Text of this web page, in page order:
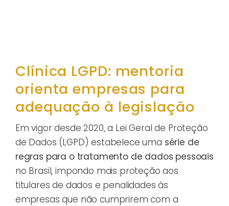
Clínica LGPD: mentoria
orienta empresas para
adequação à legislação
Em vigor desde 2020, a Lei Geral de Proteção
de Dados (LGPD) estabelece uma série de
regras para o tratamento de dados pessoais
no Brasil, impondo mais proteção aos
titulares de dados e penalidades às
empresas que não cumprirem com a